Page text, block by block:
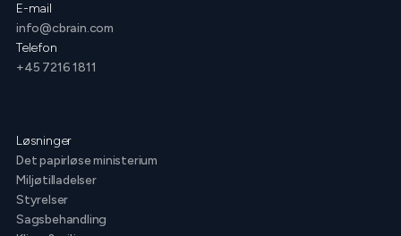
E-mail
info@cbrain.com
Telefon
+45 7216 1811
Løsninger
Det papirløse ministerium
Miljøtilladelser
Styrelser
Sagsbehandling